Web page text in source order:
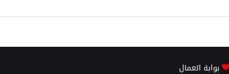
بوابة العمال